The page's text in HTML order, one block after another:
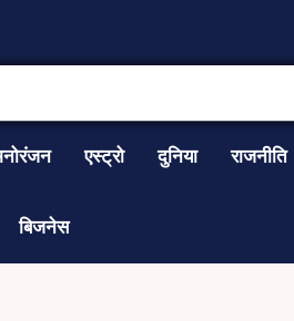
एस्ट्रो दुनिया राजनीति
बिजनेस